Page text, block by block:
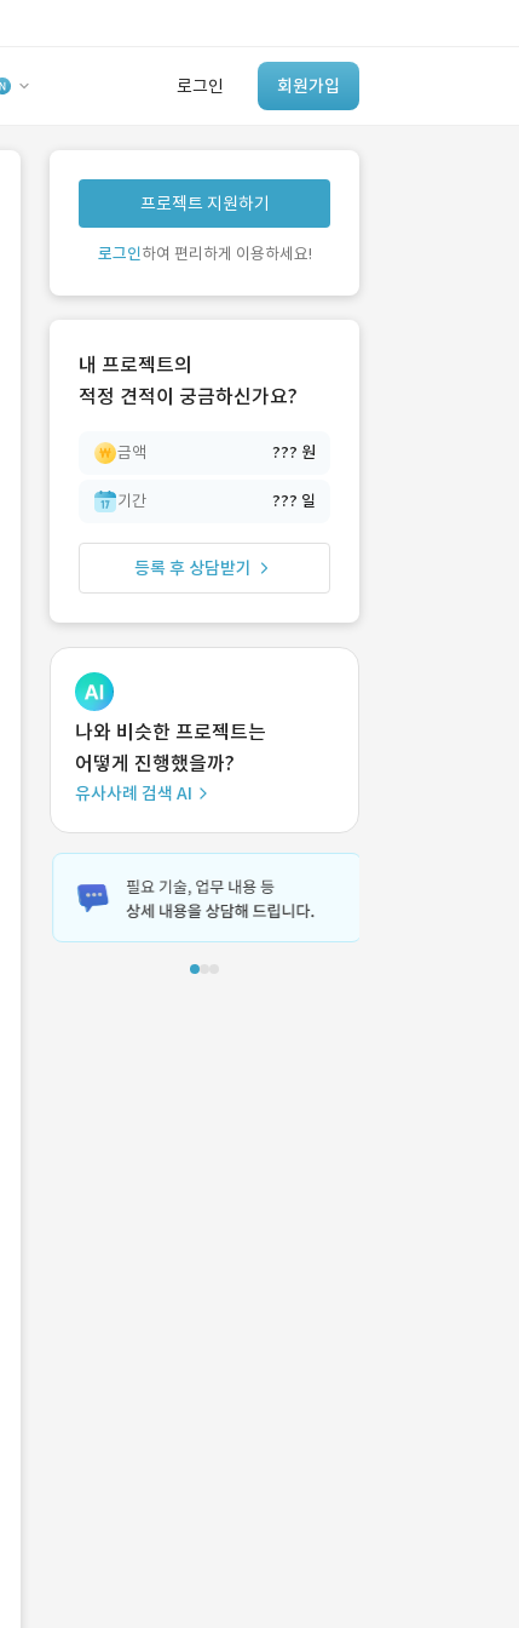
로그인 회원가입
유사사례 검색 AI
‘이런 거’ 만들어본
개발 회사 있어?
프로젝트 지원하기
로그인하여 편리하게 이용하세요!
내 프로젝트의
적정 견적이 궁금하신가요?
금액 ??? 원
기간 ??? 일
등록 후 상담받기
나와 비슷한 프로젝트는
어떻게 진행했을까?
유사사례 검색 AI